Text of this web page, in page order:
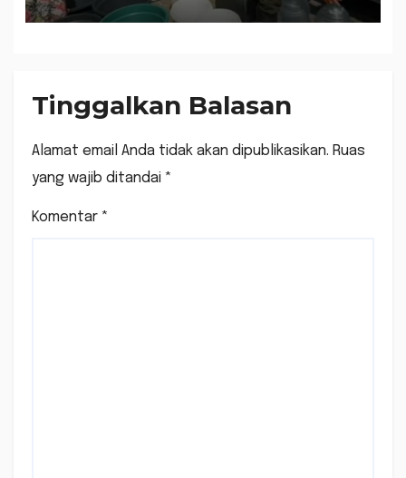
Tinggalkan Balasan
Alamat email Anda tidak akan dipublikasikan. Ruas
yang wajib ditandai *
Komentar *